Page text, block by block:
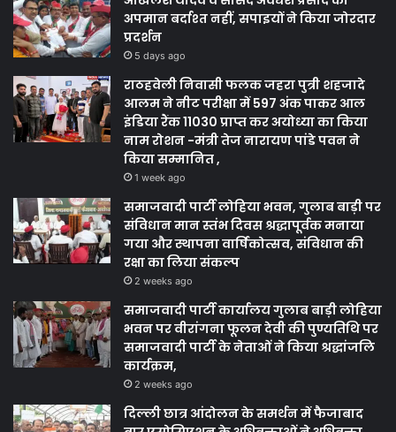
अपमान बर्दाश्त नहीं, सपाइयों ने किया जोरदार
प्रदर्शन
5 days ago
राठहवेली निवासी फलक जहरा पुत्री शहजादे
आलम ने नीट परीक्षा में 597 अंक पाकर आल
इंडिया रैंक 11030 प्राप्त कर अयोध्या का किया
नाम रोशन -मंत्री तेज नारायण पांडे पवन ने
किया सम्मानित ,
1 week ago
समाजवादी पार्टी लोहिया भवन, गुलाब बाड़ी पर
संविधान मान स्तंभ दिवस श्रद्धापूर्वक मनाया
गया और स्थापना वार्षिकोत्सव, संविधान की
रक्षा का लिया संकल्प
2 weeks ago
समाजवादी पार्टी कार्यालय गुलाब बाड़ी लोहिया
भवन पर वीरांगना फूलन देवी की पुण्यतिथि पर
समाजवादी पार्टी के नेताओं ने किया श्रद्धांजलि
कार्यक्रम,
2 weeks ago
दिल्ली छात्र आंदोलन के समर्थन में फैजाबाद